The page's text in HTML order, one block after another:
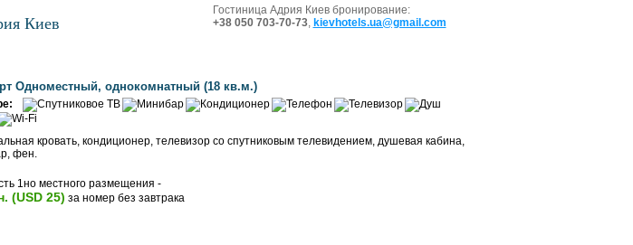
Киев
Гостиница Адрия Киев бронирование:
+38 050 703-70-73, kievhotels.ua@gmail.com
Одноместный, однокомнатный (18 кв.м.)
кровать, кондиционер, телевизор со спутниковым телевидением, душевая кабина,
фен.
1но местного размещения -
(USD 25) за номер без завтрака